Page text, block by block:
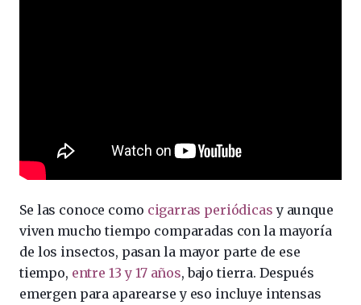
Se las conoce como cigarras periódicas y aunque
viven mucho tiempo comparadas con la mayoría
de los insectos, pasan la mayor parte de ese
tiempo, entre 13 y 17 años, bajo tierra. Después
emergen para aparearse y eso incluye intensas